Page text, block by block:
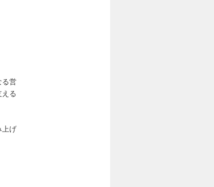
る営
る
上げ